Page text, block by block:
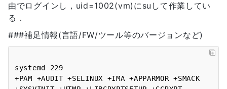
由でログインし，uid=1002(vm)にsuして作業してい
る．
###補足情報(言語/FW/ツール等のバージョンなど)
systemd 229
+PAM +AUDIT +SELINUX +IMA +APPARMOR +SMACK